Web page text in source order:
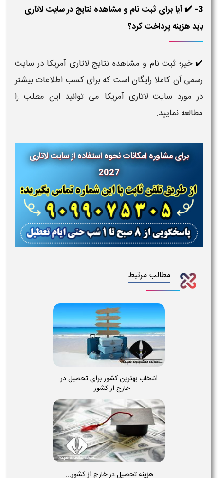
3- ✔️ آیا برای ثبت نام و مشاهده نتایج در سایت لاتاری
باید هزینه پرداخت کرد؟
✔️خیر؛ ثبت نام و مشاهده نتایج لاتاری آمریکا در سایت
رسمی آن کاملا رایگان است که برای کسب اطلاعات بیشتر
در مورد سایت لاتاری آمریکا می توانید این مطلب را
مطالعه نمایید.
برای مشاوره امکانات نحوه استفاده از سایت لاتاری
2027
مطالب مرتبط
انتخاب بهترین کشور برای تحصیل در
خارج از کشور...
هزینه تحصیل در خارج از کشور...